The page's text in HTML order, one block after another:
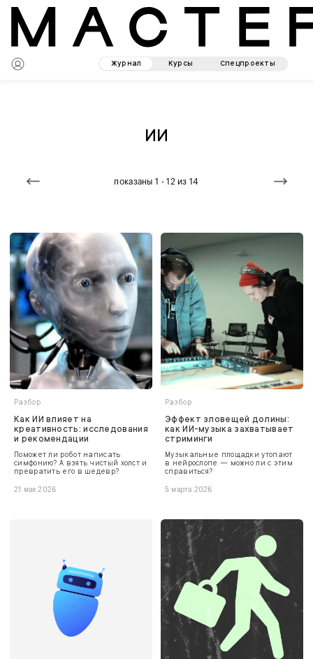
Журнал Курсы Спецпроекты
ИИ
показаны 1 - 12 из 14
Разбор
Как ИИ влияет на
креативность: исследования
и рекомендации
Поможет ли робот написать
симфонию? А взять чистый холст и
превратить его в шедевр?
21 мая 2026
Разбор
Эффект зловещей долины:
как ИИ-музыка захватывает
стриминги
Музыкальные площадки утопают
в нейрослопе — можно ли с этим
справиться?
5 марта 2026